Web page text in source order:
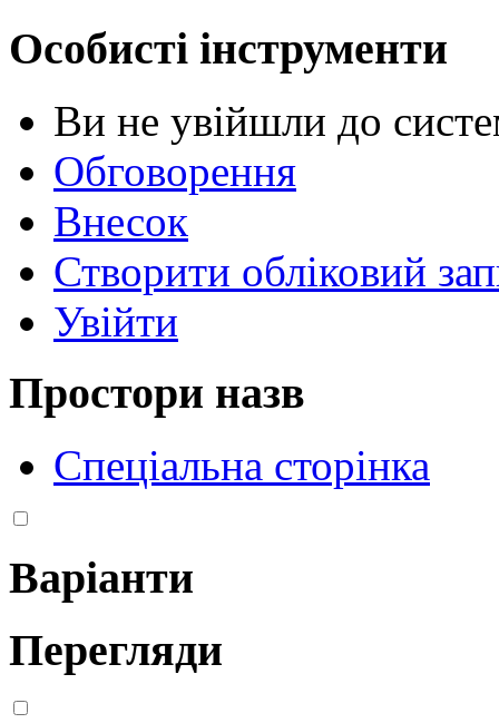
Особисті інструменти
Ви не увійшли до
Обговорення
Внесок
Створити обліковий
Увійти
Простори назв
Спеціальна сторінка
Варіанти
Перегляди